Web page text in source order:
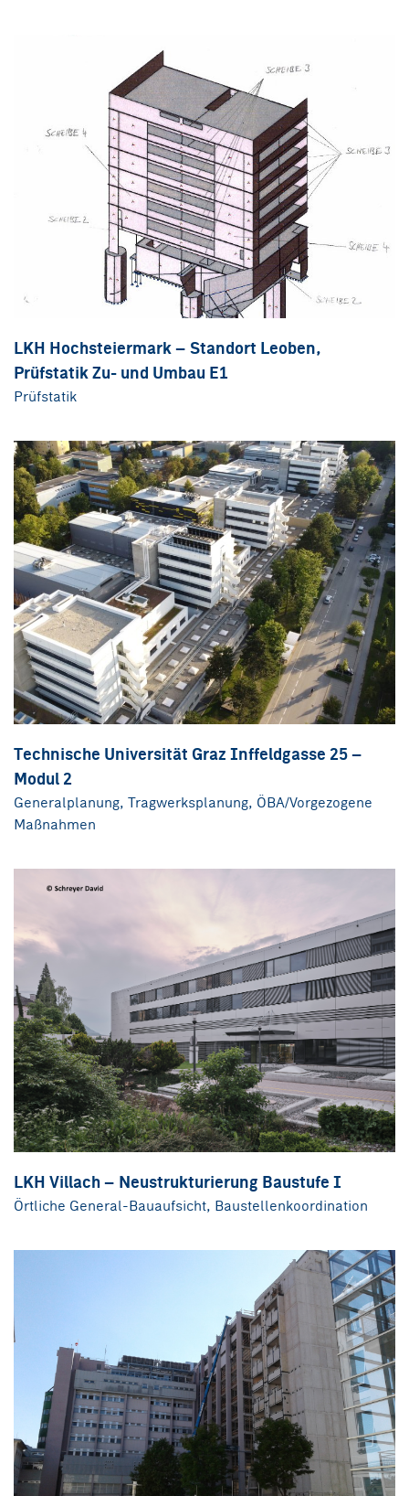
LKH Hochsteiermark – Standort Leoben,
Prüfstatik Zu- und Umbau E1
Prüfstatik
Technische Universität Graz Inffeldgasse 25 –
Modul 2
Generalplanung, Tragwerksplanung, ÖBA/Vorgezogene
Maßnahmen
LKH Villach – Neustrukturierung Baustufe I
Örtliche General-Bauaufsicht, Baustellenkoordination